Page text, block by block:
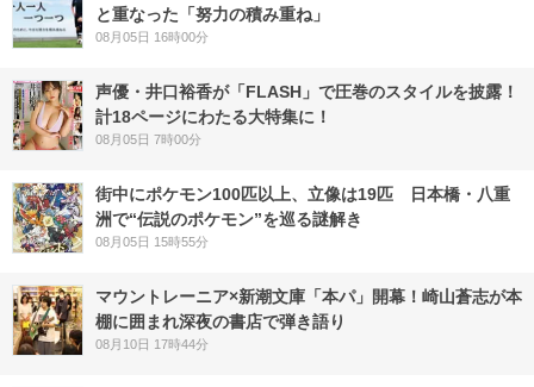
と重なった「努力の積み重ね」
08月05日 16時00分
声優・井口裕香が「FLASH」で圧巻のスタイルを披露！
計18ページにわたる大特集に！
08月05日 7時00分
街中にポケモン100匹以上、立像は19匹 日本橋・八重
洲で“伝説のポケモン”を巡る謎解き
08月05日 15時55分
マウントレーニア×新潮文庫「本パ」開幕！崎山蒼志が本
棚に囲まれ深夜の書店で弾き語り
08月10日 17時44分